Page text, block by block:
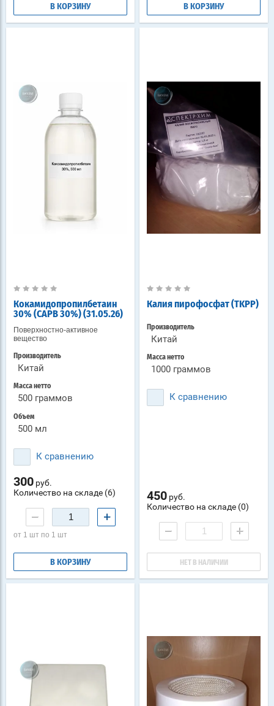
В КОРЗИНУ В КОРЗИНУ
Кокамидопропилбетаин
30% (CAPB 30%) (31.05.26)
Поверхностно-активное
вещество
Производитель
Китай
Масса нетто
500 граммов
Объем
500 мл
К сравнению
300 руб.
Количество на складе (6)
− +
от 1 шт по 1 шт
В КОРЗИНУ
Калия пирофосфат (TKPP)
Производитель
Китай
Масса нетто
1000 граммов
К сравнению
450 руб.
Количество на складе (0)
− +
НЕТ В НАЛИЧИИ